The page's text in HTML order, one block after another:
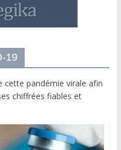
19
cette pandémie virale afin
chiffrées fiables et